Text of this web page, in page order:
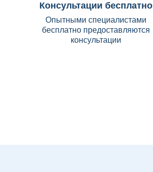
Консультации бесплатно
Опытными специалистами
бесплатно предоставляются
консультации